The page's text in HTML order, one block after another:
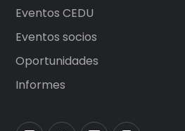
Eventos CEDU
Eventos socios
Oportunidades
Informes